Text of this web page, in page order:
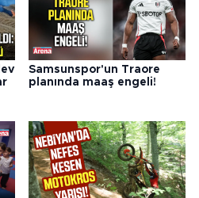
Samsunspor'un Traore
planında maaş engeli!